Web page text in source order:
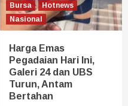
Bursa
Hotnews
Nasional
Harga Emas
Pegadaian Hari Ini,
Galeri 24 dan UBS
Turun, Antam
Bertahan